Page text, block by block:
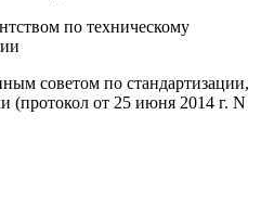
по техническому
советом по стандартизации,
(протокол от 25 июня 2014 г. N